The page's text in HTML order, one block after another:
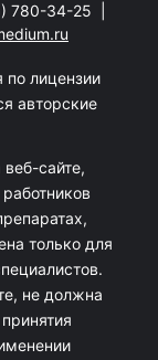
780-34-25
по лицензии
авторские
сайте,
только для
не должна